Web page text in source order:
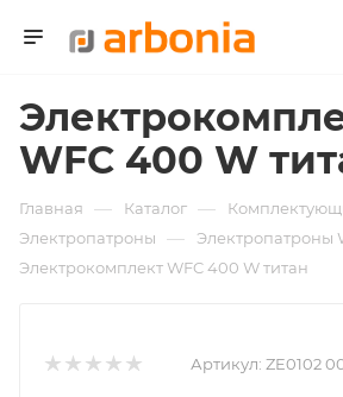
WFC 400 W
Главная — Каталог —
Электропатроны — Электропатроны
Электрокомплект WFC 400 W титан
Артикул: ZE0102